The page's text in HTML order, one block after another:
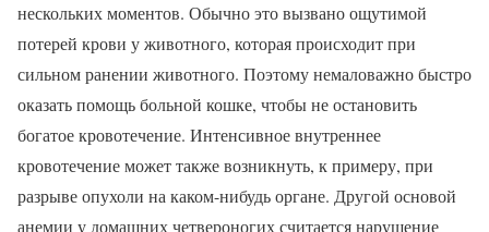
нескольких моментов. Обычно это вызвано ощутимой
потерей крови у животного, которая происходит при
сильном ранении животного. Поэтому немаловажно быстро
оказать помощь больной кошке, чтобы не остановить
богатое кровотечение. Интенсивное внутреннее
кровотечение может также возникнуть, к примеру, при
разрыве опухоли на каком-нибудь органе. Другой основой
анемии у домашних четвероногих считается нарушение